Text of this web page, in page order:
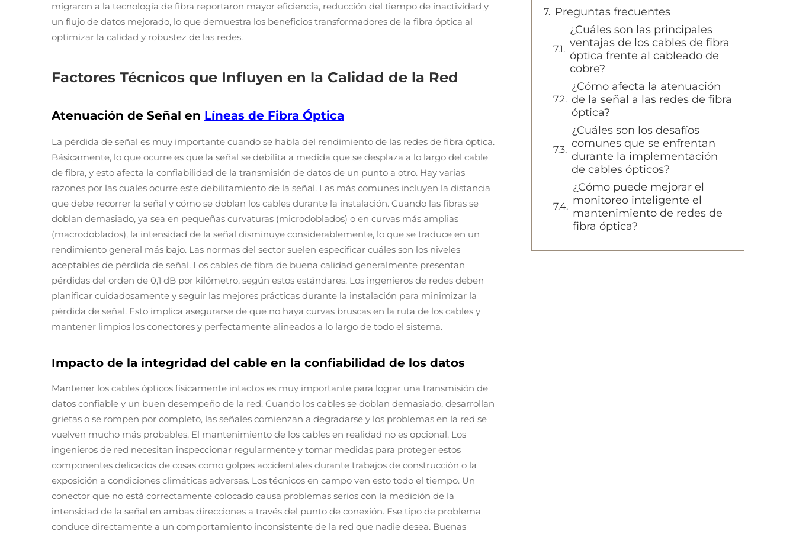
migraron a la tecnología de fibra reportaron mayor eficiencia, reducción del tiempo de inactividad y
un flujo de datos mejorado, lo que demuestra los beneficios transformadores de la fibra óptica al
optimizar la calidad y robustez de las redes.
Factores Técnicos que Influyen en la Calidad de la Red
Atenuación de Señal en Líneas de Fibra Óptica
La pérdida de señal es muy importante cuando se habla del rendimiento de las redes de fibra óptica.
Básicamente, lo que ocurre es que la señal se debilita a medida que se desplaza a lo largo del cable
de fibra, y esto afecta la confiabilidad de la transmisión de datos de un punto a otro. Hay varias
razones por las cuales ocurre este debilitamiento de la señal. Las más comunes incluyen la distancia
que debe recorrer la señal y cómo se doblan los cables durante la instalación. Cuando las fibras se
doblan demasiado, ya sea en pequeñas curvaturas (microdoblados) o en curvas más amplias
(macrodoblados), la intensidad de la señal disminuye considerablemente, lo que se traduce en un
rendimiento general más bajo. Las normas del sector suelen especificar cuáles son los niveles
aceptables de pérdida de señal. Los cables de fibra de buena calidad generalmente presentan
pérdidas del orden de 0,1 dB por kilómetro, según estos estándares. Los ingenieros de redes deben
planificar cuidadosamente y seguir las mejores prácticas durante la instalación para minimizar la
pérdida de señal. Esto implica asegurarse de que no haya curvas bruscas en la ruta de los cables y
mantener limpios los conectores y perfectamente alineados a lo largo de todo el sistema.
Impacto de la integridad del cable en la confiabilidad de los datos
Mantener los cables ópticos físicamente intactos es muy importante para lograr una transmisión de
datos confiable y un buen desempeño de la red. Cuando los cables se doblan demasiado, desarrollan
grietas o se rompen por completo, las señales comienzan a degradarse y los problemas en la red se
vuelven mucho más probables. El mantenimiento de los cables en realidad no es opcional. Los
ingenieros de red necesitan inspeccionar regularmente y tomar medidas para proteger estos
componentes delicados de cosas como golpes accidentales durante trabajos de construcción o la
exposición a condiciones climáticas adversas. Los técnicos en campo ven esto todo el tiempo. Un
conector que no está correctamente colocado causa problemas serios con la medición de la
intensidad de la señal en ambas direcciones a través del punto de conexión. Ese tipo de problema
conduce directamente a un comportamiento inconsistente de la red que nadie desea. Buenas
Preguntas frecuentes
¿Cuáles son las principales
ventajas de los cables de fibra
óptica frente al cableado de
cobre?
¿Cómo afecta la atenuación
de la señal a las redes de fibra
óptica?
¿Cuáles son los desafíos
comunes que se enfrentan
durante la implementación
de cables ópticos?
¿Cómo puede mejorar el
monitoreo inteligente el
mantenimiento de redes de
fibra óptica?